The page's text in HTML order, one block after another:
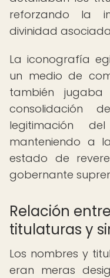
reforzando la
divinidad
La iconografía
un medio de
también
consolidación
legitimación
manteniendo a
estado de
gobernante
Relación
titulaturas y
Los nombres y
eran meras